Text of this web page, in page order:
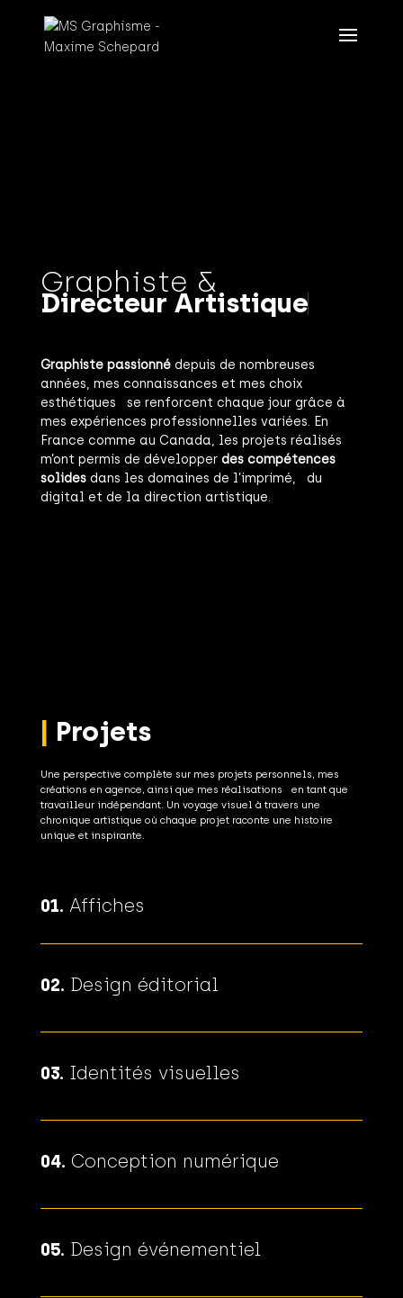
Graphiste &
Directeur Artistique
Graphiste passionnédepuis de nombreuses
années, mes connaissances et mes choix
esthétiques se renforcent chaque jour grâce à
mes expériences professionnelles variées. En
France comme au Canada, les projets réalisés
m’ont permis de développer des compétences
solidesdans les domaines de l’imprimé, du
digital et de la direction artistique.
| Projets
Une perspective complète sur mes projets personnels, mes
créations en agence, ainsi que mes réalisations en tant que
travailleur indépendant. Un voyage visuel à travers une
chronique artistique où chaque projet raconte une histoire
unique et inspirante.
01. Affiches
02. Design éditorial
03. Identités visuelles
04. Conception numérique
05. Design événementiel